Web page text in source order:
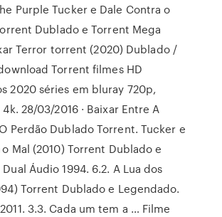
Purple Tucker e Dale Contra o
Dublado e Torrent Mega
Terror torrent (2020) Dublado /
Torrent filmes HD
2020 séries em bluray 720p,
28/03/2016 · Baixar Entre A
Perdão Dublado Torrent. Tucker e
Mal (2010) Torrent Dublado e
Áudio 1994. 6.2. A Lua dos
Torrent Dublado e Legendado.
3.3. Cada um tem a … Filme